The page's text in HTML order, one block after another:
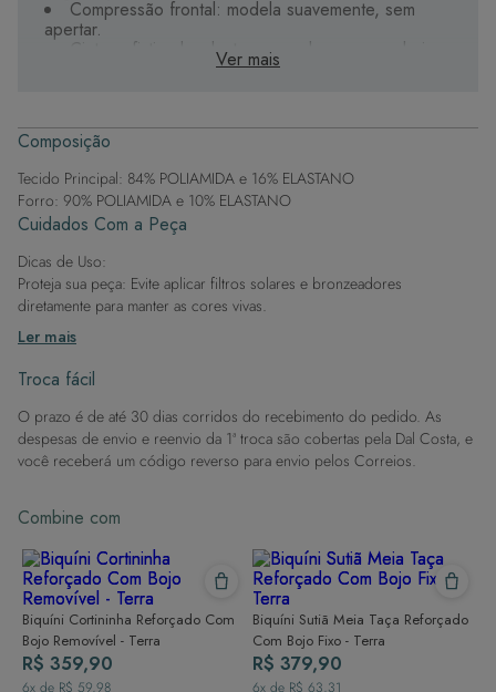
Compressão frontal: modela suavemente, sem
apertar.
Cinto sofisticado: destaque moderno que valoriza a
Etiqueta termocolante: mais conforto no uso.
Forro suave: poliamida com elastano para um toque
macio.
Aposte nesse modelo para um look elegante e seguro à
beira-mar ou na piscina.
Ver mais
Composição
Tecido Principal: 84% POLIAMIDA e 16% ELASTANO
Forro: 90% POLIAMIDA e 10% ELASTANO
Cuidados Com a Peça
Dicas de Uso:
Proteja sua peça: Evite aplicar filtros solares e bronzeadores
diretamente para manter as cores vivas.
Após a piscina: Lembre-se de que o cloro pode desgastar o tecido,
então enxague após sair da água.
Evite superfícies ásperas: Para manter a integridade do tecido, evite
Dicas de Lavagem:
Lave rapidamente: Assim que possível, lave separado de outras peças.
À mão e com cuidado: Use água fria e sabão neutro, evitando máquina
Secagem ideal: Não deixe de molho nem guarde úmido. Seque à
Para cores vibrantes: Lave as peças antes do primeiro uso e siga as
dicas acima para manter as cores radiantes.
Ler mais
Troca fácil
O prazo é de até 30 dias corridos do recebimento do pedido. As
despesas de envio e reenvio da 1ª troca são cobertas pela Dal Costa, e
você receberá um código reverso para envio pelos Correios.
Combine com
Biquíni Cortininha Reforçado Com
Bojo Removível - Terra
R$ 359,90
6x de R$ 59,98
Biquíni Sutiã Meia Taça Reforçado
Com Bojo Fixo - Terra
R$ 379,90
6x de R$ 63,31